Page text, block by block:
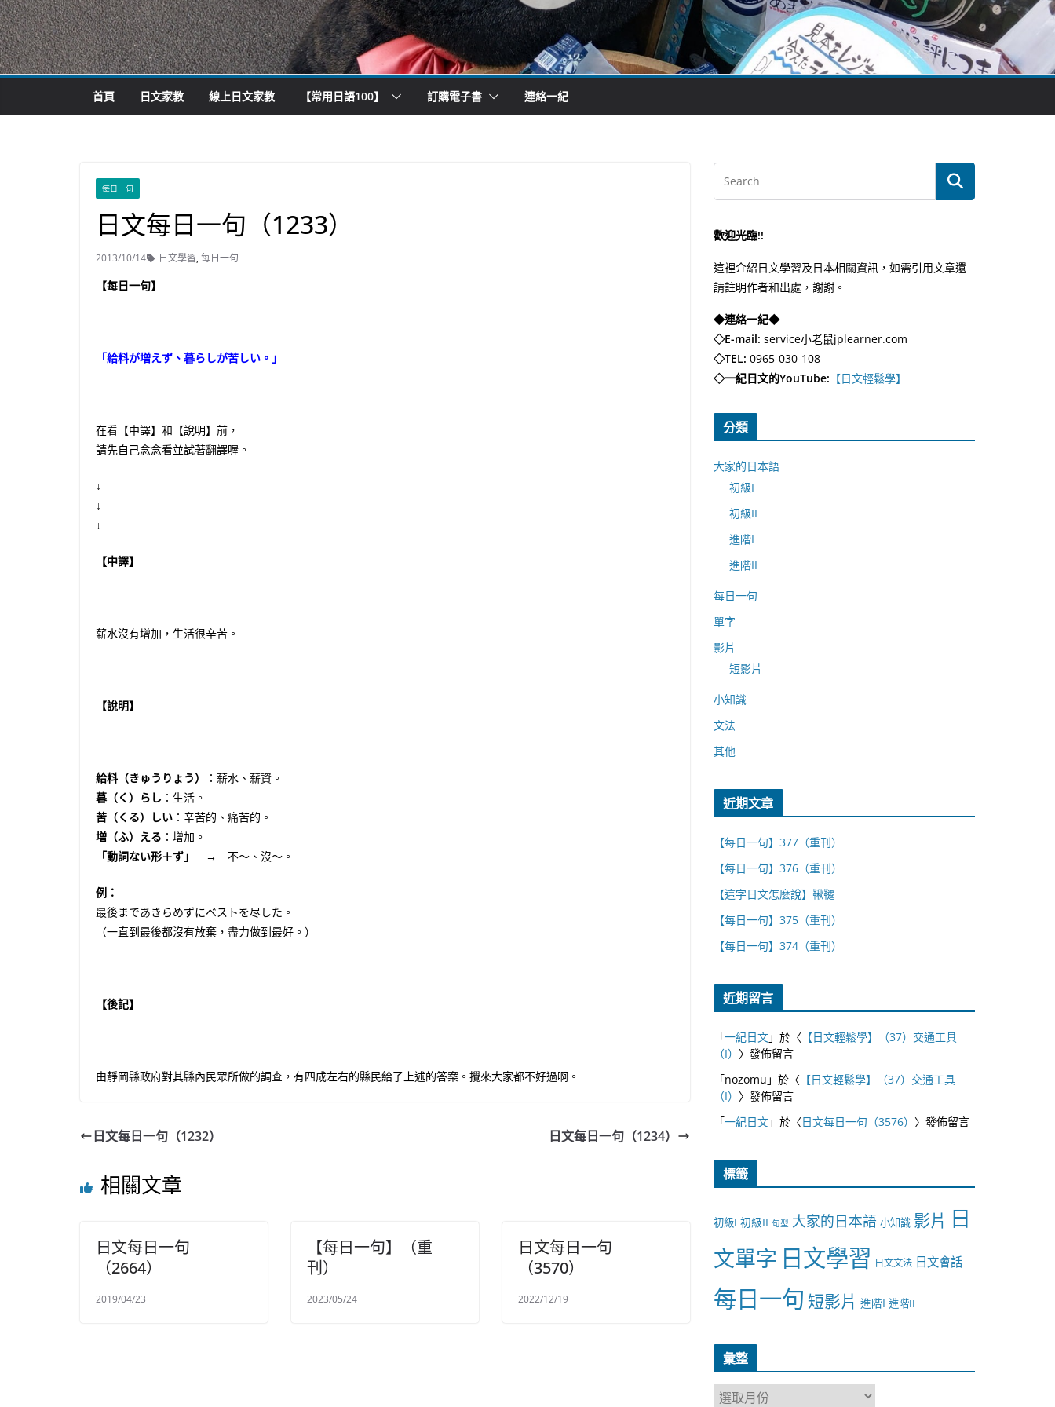
首頁 日文家教 線上日文家教 【常用日語100】 訂購電子書 連絡一紀
每日一句
日文每日一句（1233）
2013/10/14 日文學習,每日一句
【每日一句】
「給料が増えず、暮らしが苦しい。」
在看【中譯】和【說明】前，
請先自己念念看並試著翻譯喔。
↓
↓
↓
【中譯】
薪水沒有增加，生活很辛苦。
【說明】
給料（きゅうりょう）
：薪水、薪資。
暮（く）らし ：生活。
苦（くる）しい ：辛苦的、痛苦的。
増（ふ）える ：增加。
「動詞ない形＋ず」
→ 不〜、沒〜。
例：
最後まであきらめずにベストを尽した。
（一直到最後都沒有放棄，盡力做到最好。）
【後記】
由靜岡縣政府對其縣內民眾所做的調查，有四成左右的縣民給了上述的答案。攪來大家都不好過啊。
日文每日一句（1232） 日文每日一句（1234）
相關文章
日文每日一句
（2664）
2019/04/23
【每日一句】（重
刊）
2023/05/24
日文每日一句
（3570）
2022/12/19
歡迎光臨!!
這裡介紹日文學習及日本相關資訊，如需引用文章還
請註明作者和出處，謝謝。
◆連絡一紀◆
◇E-mail: service小老鼠jplearner.com
◇TEL: 0965-030-108
◇一紀日文的YouTube: 【日文輕鬆學】
分類
大家的日本語
初級I
初級II
進階I
進階II
每日一句
單字
影片
短影片
小知識
文法
其他
近期文章
【每日一句】377（重刊）
【每日一句】376（重刊）
【這字日文怎麼說】鞦韆
【每日一句】375（重刊）
【每日一句】374（重刊）
近期留言
「一紀日文」於〈 【日文輕鬆學】（37）交通工具
（I） 〉發佈留言
「nozomu 」於〈 【日文輕鬆學】（37）交通工具
（I） 〉發佈留言
「一紀日文」於〈日文每日一句（3576） 〉發佈留言
標籤
初級I 初級II 句型 大家的日本語 小知識 影片 日
文單字 日文學習 日文文法 日文會話
每日一句 短影片 進階I 進階II
彙整
彙